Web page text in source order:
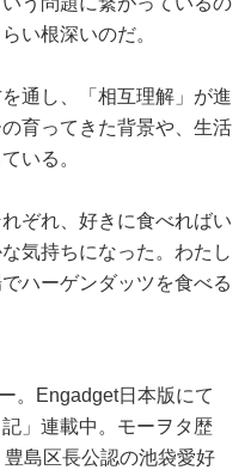
い根深いのだ。
通し、「相互理解」が進
育ってきた背景や、生活
いる。
ぞれ、好きに食べればい
気持ちになった。わたし
ハーゲンダッツを食べる
。Engadget日本版にて
」連載中。モーヲタ歴
島区長公認の池袋愛好